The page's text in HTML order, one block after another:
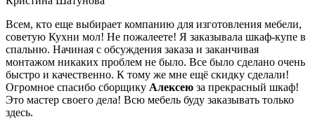
Всем, кто еще выбирает компанию для изготовления мебели,
советую Кухни мол! Не пожалеете! Я заказывала шкаф-купе в
спальню. Начиная с обсуждения заказа и заканчивая
монтажом никаких проблем не было. Все было сделано очень
быстро и качественно. К тому же мне ещё скидку сделали!
Огромное спасибо сборщику Алексею за прекрасный шкаф!
Это мастер своего дела! Всю мебель буду заказывать только
здесь.